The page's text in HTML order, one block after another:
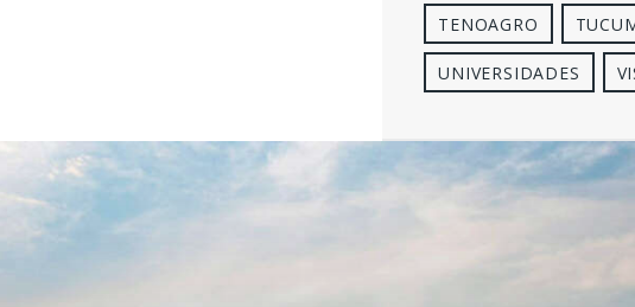
TENOAGRO
UNIVERSIDADES